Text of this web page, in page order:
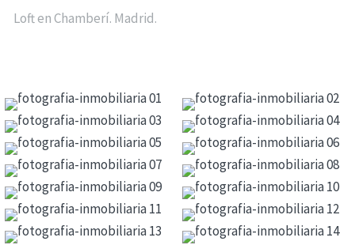
Loft en Chamberí. Madrid.